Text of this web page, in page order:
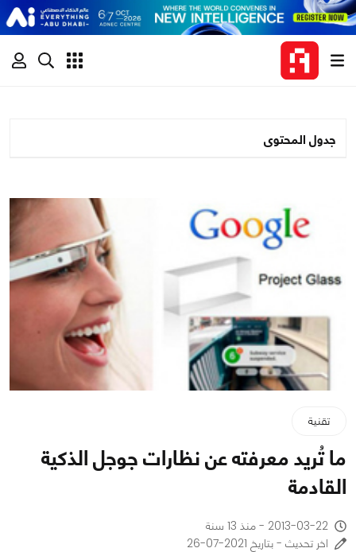
جدول المحتوى
تقنية
ما تُريد معرفته عن نظارات جوجل الذكية
القادمة
2013-03-22 - منذ 13 سنة
اخر تحديث - بتاريخ 2021-07-26